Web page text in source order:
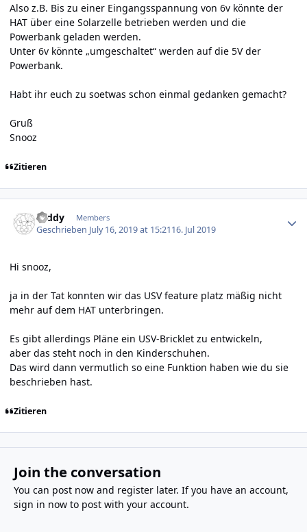
Also z.B. Bis zu einer Eingangsspannung von 6v könnte der
HAT über eine Solarzelle betrieben werden und die
Powerbank geladen werden.
Unter 6v könnte „umgeschaltet“ werden auf die 5V der
Powerbank.
Habt ihr euch zu soetwas schon einmal gedanken gemacht?
Gruß
Snooz
Zitieren
Teddy Members
Geschrieben July 16, 2019 at 15:2116. Jul 2019
Hi snooz,
ja in der Tat konnten wir das USV feature platz mäßig nicht
mehr auf dem HAT unterbringen.
Es gibt allerdings Pläne ein USV-Bricklet zu entwickeln,
aber das steht noch in den Kinderschuhen.
Das wird dann vermutlich so eine Funktion haben wie du sie
beschrieben hast.
Zitieren
Join the conversation
You can post now and register later. If you have an account,
sign in nowto post with your account.